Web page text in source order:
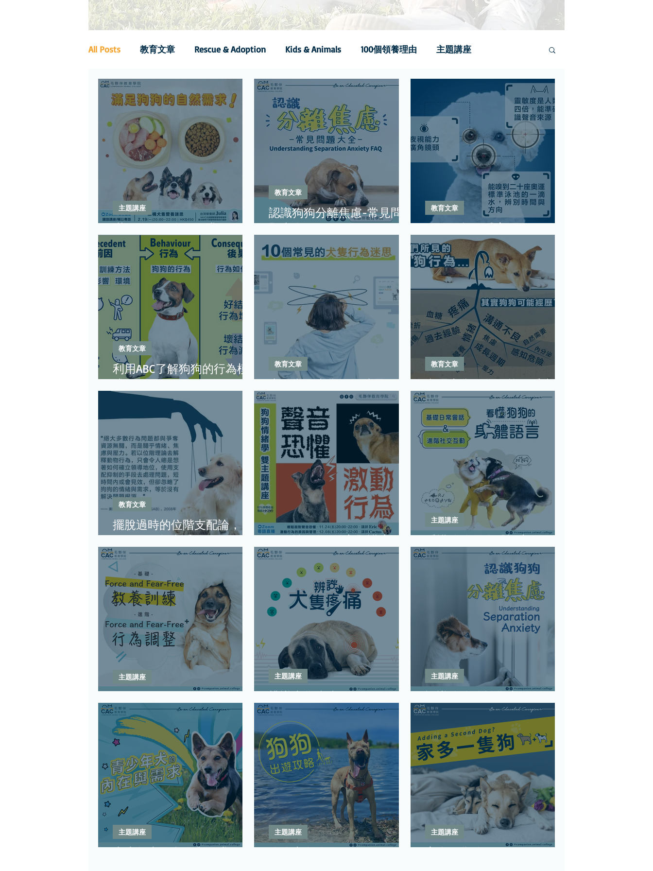
All Posts 教育文章 Rescue & Adoption Kids & Animals 100個領養理由 主題講座
滿足狗狗的自然需求
主題講座
認識狗狗分離焦慮-常見問
題大全
教育文章
狗狗的超級感官
教育文章
利用ABC了解狗狗的行為模
式
教育文章
十個常見犬隻行為迷思
教育文章
處理犬隻行為不能單看表面
教育文章
擺脫過時的位階支配論，
Fear-free教出乖狗狗
教育文章
狗狗情緒學-雙主題講座 看懂狗狗的身體語言
主題講座
主題講座
辨識犬隻疼痛
主題講座
認識狗狗分離焦慮
主題講座
青少年犬的內在與需求
主題講座
狗狗出遊攻略
主題講座
家多一隻狗
主題講座